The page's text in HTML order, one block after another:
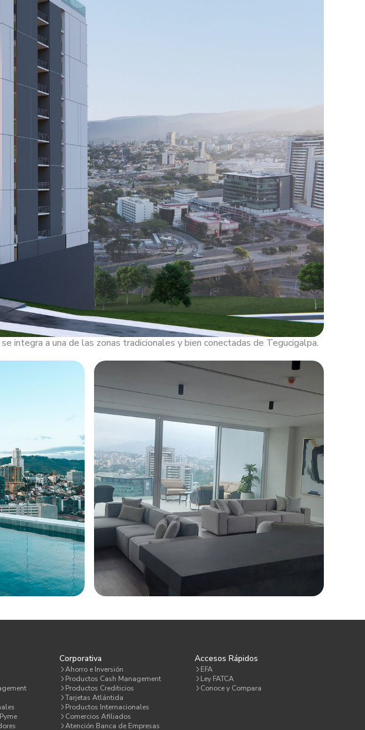
integra a una de las zonas tradicionales y bien conectadas de Tegucigalpa.
Corporativa
Ahorro e Inversión
Productos Cash Management
Productos Crediticios
Tarjetas Atlántida
Productos Internacionales
Comercios Afiliados
Atención Banca de Empresas
Accesos Rápidos
EFA
Ley FATCA
Conoce y Compara